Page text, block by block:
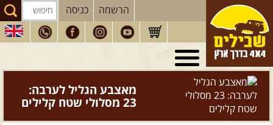
הרשמה כניסה
טיולי 4X4
בארץ
מסעות בעולם
טיוליםלרכב פנאי
מאצבע הגליל לערבה:
23 מסלולי שטח קלילים